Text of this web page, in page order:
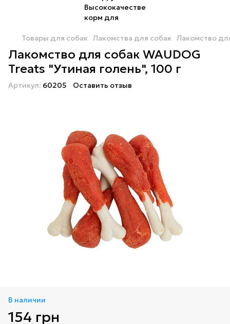
Товары для собак Лакомства для собак Лакомство
Лакомство для собак WAUDOG
Treats "Утиная голень", 100 г
Артикул: 60205 Оставить отзыв
В наличии
154 грн